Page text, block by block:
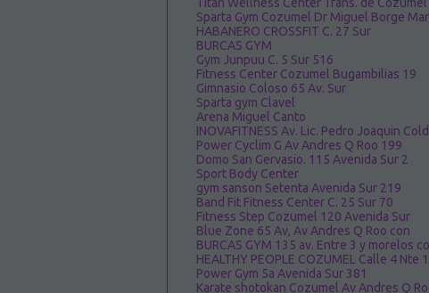
Titan Wellness Center Trans. de
Sparta Gym Cozumel Dr Miguel Borge
HABANERO CROSSFIT C. 27 Sur
BURCAS GYM
Gym Junpuu C. 5 Sur 516
Fitness Center Cozumel Bugambilias 19
Gimnasio Coloso 65 Av. Sur
Sparta gym Clavel
Arena Miguel Canto
INOVAFITNESS Av. Lic. Pedro Joaquin
Power Cyclim G Av Andres Q Roo 199
Domo San Gervasio. 115 Avenida Sur 2
Sport Body Center
gym sanson Setenta Avenida Sur 219
Band Fit Fitness Center C. 25 Sur 70
Fitness Step Cozumel 120 Avenida Sur
Blue Zone 65 Av, Av Andres Q Roo con
BURCAS GYM 135 av. Entre 3 y morelos
HEALTHY PEOPLE COZUMEL Calle 4 Nte
Power Gym 5a Avenida Sur 381
Karate shotokan Cozumel Av Andres Q